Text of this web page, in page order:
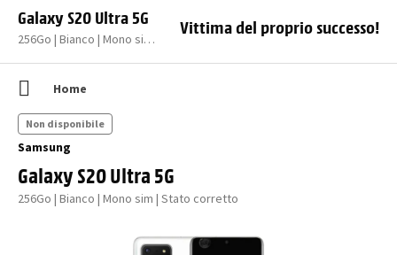
Galaxy S20 Ultra 5G
256Go | Bianco | Mono sim | Stato corretto
Vittima del proprio successo!
Home
Samsung
Galaxy S20 Ultra 5G
256Go | Bianco | Mono sim | Stato corretto
Non disponibile